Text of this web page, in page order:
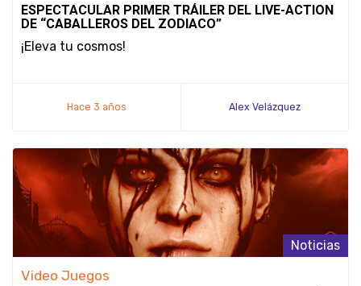
ESPECTACULAR PRIMER TRÁILER DEL LIVE-ACTION
DE “CABALLEROS DEL ZODIACO”
¡Eleva tu cosmos!
Hace 3 años Alex Velázquez
Noticias
Video Juegos